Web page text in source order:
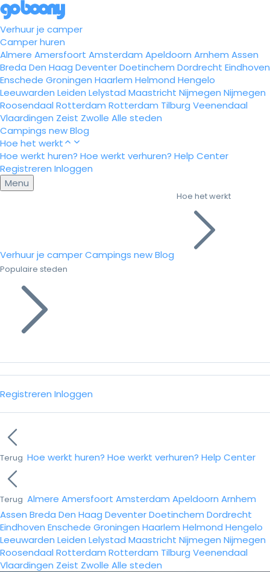
Verhuur je camper
Camper huren
Almere Amersfoort Amsterdam Apeldoorn Arnhem Assen
Breda Den Haag DeventerDoetinchem Dordrecht Eindhoven
Enschede Groningen Haarlem Helmond Hengelo
Leeuwarden Leiden Lelystad Maastricht Nijmegen Nijmegen
Roosendaal Rotterdam Rotterdam Tilburg Veenendaal
Vlaardingen Zeist Zwolle Alle steden
Campings newBlog
Hoe het werkt
Hoe werkt huren? Hoe werkt verhuren? Help Center
Registreren Inloggen
Menu
Verhuur je camperCampings newBlog
Hoe het werkt
Populaire steden
Registreren Inloggen
Terug Hoe werkt huren? Hoe werkt verhuren? Help Center
Terug Almere Amersfoort Amsterdam Apeldoorn Arnhem
Assen Breda Den Haag DeventerDoetinchem Dordrecht
Eindhoven Enschede Groningen Haarlem Helmond Hengelo
Leeuwarden Leiden Lelystad Maastricht Nijmegen Nijmegen
Roosendaal Rotterdam Rotterdam Tilburg Veenendaal
Vlaardingen Zeist Zwolle Alle steden